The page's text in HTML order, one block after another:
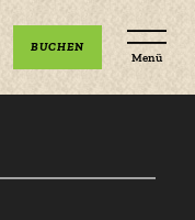
BUCHEN
Menü
Veranstaltungen